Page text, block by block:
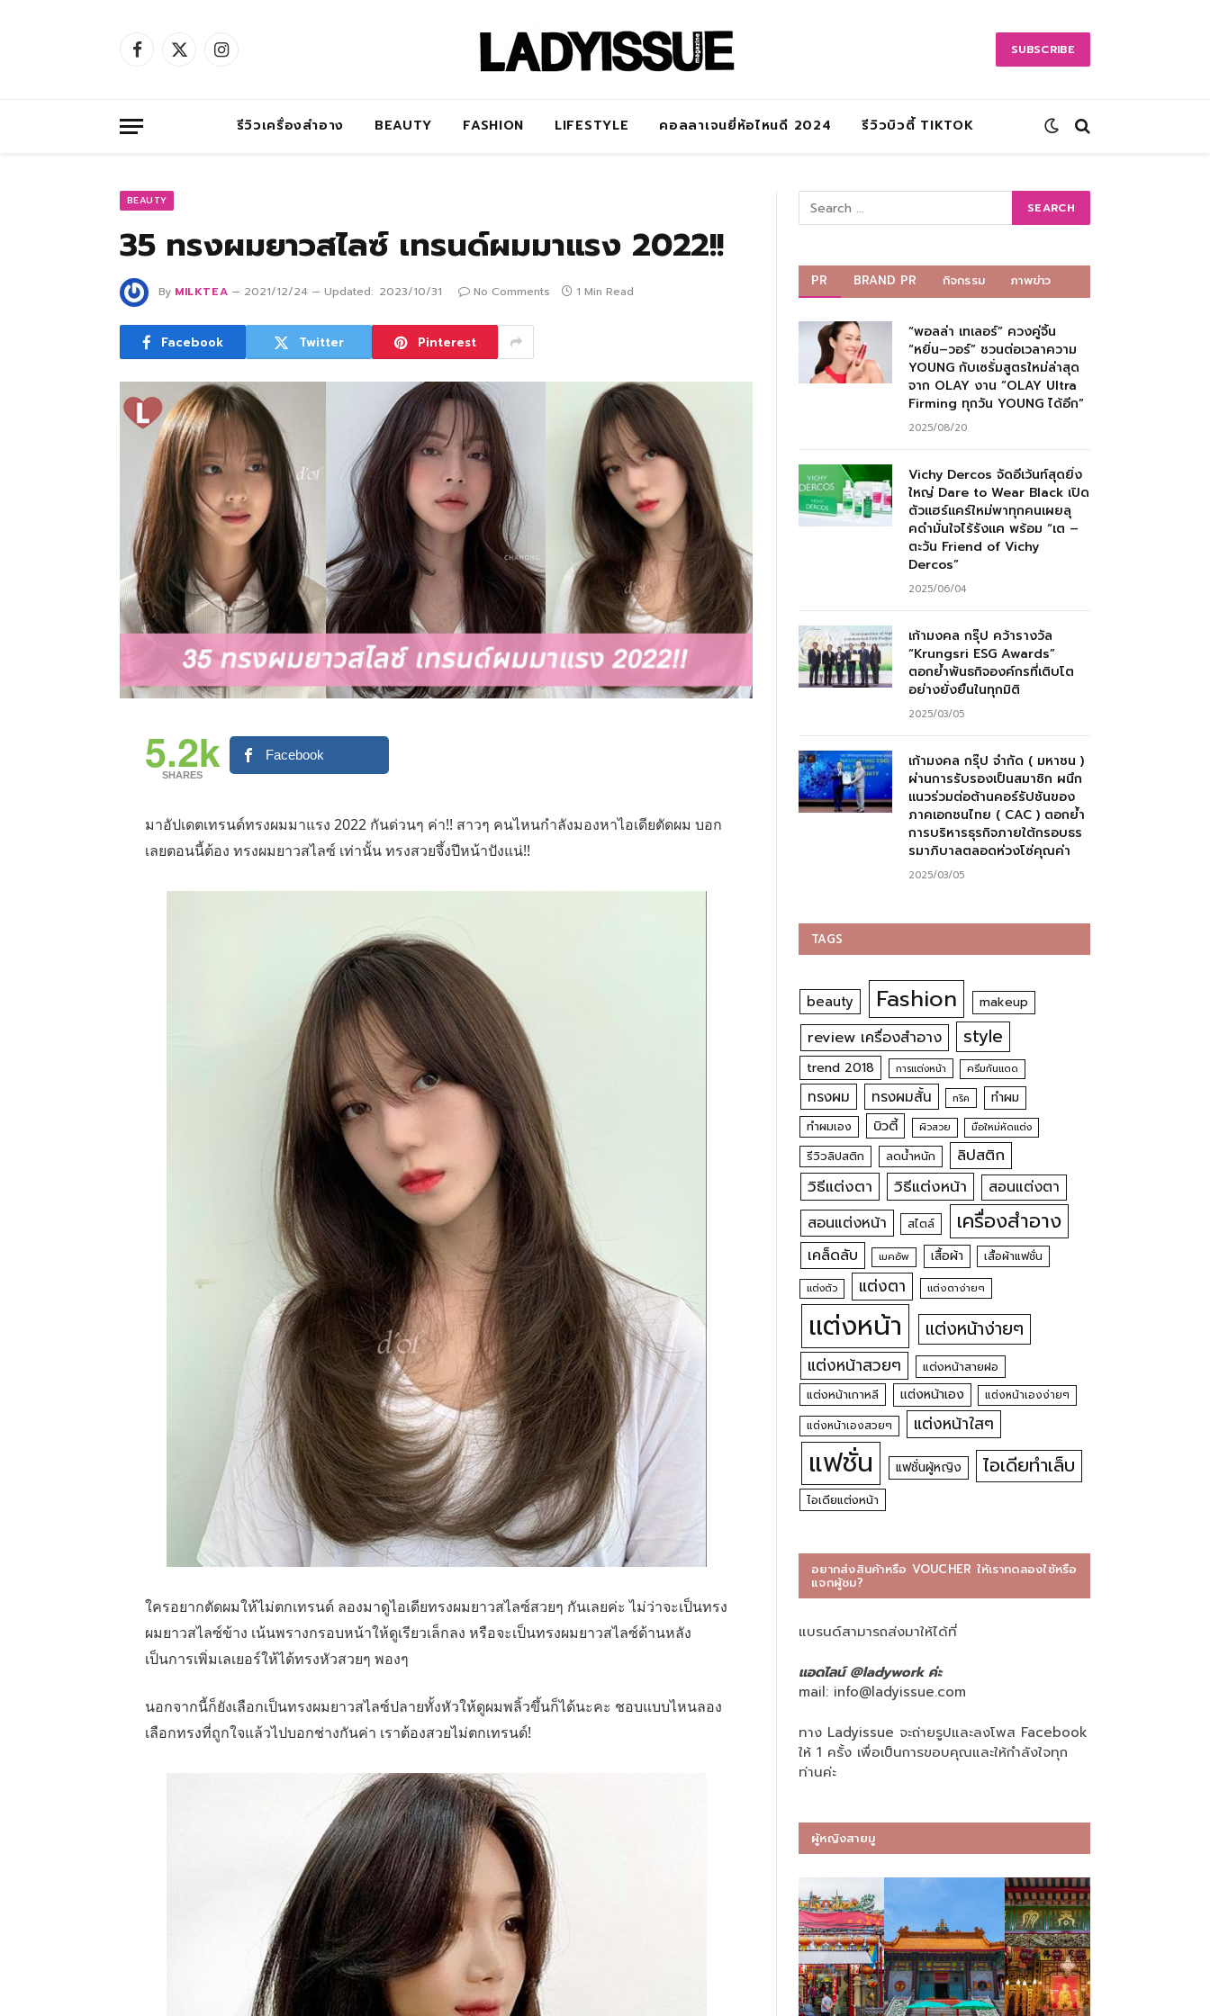
Facebook
X
Instagram SUBSCRIBE
รีวิวเครื่องสำอาง BEAUTY FASHION LIFESTYLE คอลลาเจนยี่ห้อไหนดี 2024 รีวิวบิวตี้ TIKTOK
BEAUTY
35 ทรงผมยาวสไลซ์ เทรนด์ผมมาแรง 2022!!
By MILKTEA 2021/12/24 Updated: 2023/10/31 No Comments 1 Min Read
Facebook Twitter Pinterest
5.2k
SHARES
Facebook
มาอัปเดตเทรนด์ทรงผมมาแรง 2022 กันด่วนๆ ค่า!! สาวๆ คนไหนกำลังมองหาไอเดียตัดผม บอก
เลยตอนนี้ต้อง ทรงผมยาวสไลซ์ เท่านั้น ทรงสวยจึ้งปีหน้าปังแน่!!
ใครอยากตัดผมให้ไม่ตกเทรนด์ ลองมาดูไอเดียทรงผมยาวสไลซ์สวยๆ กันเลยค่ะ ไม่ว่าจะเป็นทรง
ผมยาวสไลซ์ข้าง เน้นพรางกรอบหน้าให้ดูเรียวเล็กลง หรือจะเป็นทรงผมยาวสไลซ์ด้านหลัง
เป็นการเพิ่มเลเยอร์ให้ได้ทรงหัวสวยๆ พองๆ
นอกจากนี้ก็ยังเลือกเป็นทรงผมยาวสไลซ์ปลายทั้งหัวให้ดูผมพลิ้วขึ้นก็ได้นะคะ ชอบแบบไหนลอง
เลือกทรงที่ถูกใจแล้วไปบอกช่างกันค่า เราต้องสวยไม่ตกเทรนด์!
PR BRAND PR กิจกรรม ภาพข่าว
“พอลล่า เทเลอร์” ควงคู่จิ้น
“หยิ่น–วอร์” ชวนต่อเวลาความ
YOUNG กับเซรั่มสูตรใหม่ล่าสุด
จาก OLAY งาน “OLAY Ultra
Firming ทุกวัน YOUNG ได้อีก”
2025/08/20
Vichy Dercos จัดอีเว้นท์สุดยิ่ง
ใหญ่ Dare to Wear Black เปิด
ตัวแฮร์แคร์ใหม่พาทุกคนเผยลุ
คดำมั่นใจไร้รังแค พร้อม “เต –
ตะวัน Friend of Vichy
Dercos”
2025/06/04
เก้ามงคล กรุ๊ป คว้ารางวัล
“Krungsri ESG Awards”
ตอกย้ำพันธกิจองค์กรที่เติบโต
อย่างยั่งยืนในทุกมิติ
2025/03/05
เก้ามงคล กรุ๊ป จำกัด ( มหาชน )
ผ่านการรับรองเป็นสมาชิก ผนึก
แนวร่วมต่อต้านคอร์รัปชันของ
ภาคเอกชนไทย ( CAC ) ตอกย้ำ
การบริหารธุรกิจภายใต้กรอบธร
รมาภิบาลตลอดห่วงโซ่คุณค่า
2025/03/05
TAGS
beauty Fashion makeup
review เครื่องสำอาง style
trend 2018 การแต่งหน้า ครีมกันแดด
ทรงผม ทรงผมสั้น ทริค ทำผม
ทำผมเอง บิวตี้ ผิวสวย มือใหม่หัดแต่ง
รีวิวลิปสติก ลดน้ำหนัก ลิปสติก
วิธีแต่งตา วิธีแต่งหน้า สอนแต่งตา
สอนแต่งหน้า สไตล์ เครื่องสำอาง
เคล็ดลับ เมคอัพ เสื้อผ้า เสื้อผ้าแฟชั่น
แต่งตัว แต่งตา แต่งตาง่ายๆ
แต่งหน้า แต่งหน้าง่ายๆ
แต่งหน้าสวยๆ
แต่งหน้าสายฝอ
แต่งหน้าเกาหลี
แต่งหน้าเอง
แต่งหน้าเองง่ายๆ
แต่งหน้าเองสวยๆ
แต่งหน้าใสๆ
แฟชั่น แฟชั่นผู้หญิง ไอเดียทำเล็บ
ไอเดียแต่งหน้า
อยากส่งสินค้าหรือ VOUCHER ให้เราทดลองใช้หรือ
แจกผู้ชม?
แบรนด์สามารถส่งมาให้ได้ที่
แอดไลน์ @ladywork ค่ะ
mail: info@ladyissue.com
ทาง Ladyissue จะถ่ายรูปและลงโพส Facebook
ให้ 1 ครั้ง เพื่อเป็นการขอบคุณและให้กำลังใจทุก
ท่านค่ะ
ผู้หญิงสายมู